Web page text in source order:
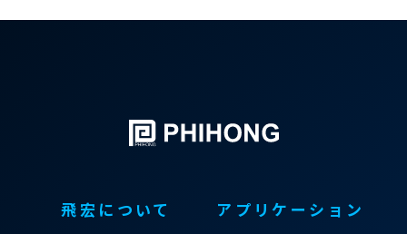
飛宏について アプリケーション